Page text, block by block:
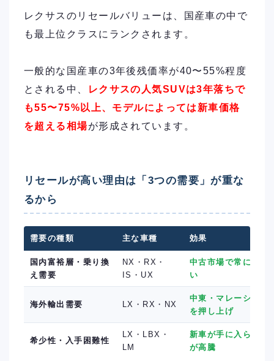
レクサスのリセールバリューは、国産車の中で
も最上位クラスにランクされます。
一般的な国産車の3年後残価率が40〜55%程度
とされる中、
レクサスの人気SUVは3年落ちで
も55〜75%以上、モデルによっては新車価格
を超える相場が形成されています。
リセールが高い理由は「3つの需要」が重な
るから
需要の種類 主な車種 効果
国内富裕層・乗り換
え需要
NX・RX・
IS・UX
中古市場で常に引き
い
海外輸出需要 LX・RX・NX
中東・マレーシア向
を押し上げ
希少性・入手困難性
LX・LBX・
LM
新車が手に入らない
が高騰